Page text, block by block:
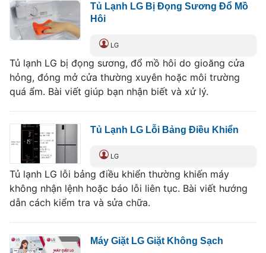
Tủ Lạnh LG Bị Đọng Sương Đổ Mồ
Hôi
LG
Tủ lạnh LG bị đọng sương, đổ mồ hôi do gioăng cửa
hỏng, đóng mở cửa thường xuyên hoặc môi trường
quá ẩm. Bài viết giúp bạn nhận biết và xử lý.
Tủ Lạnh LG Lỗi Bảng Điều Khiển
LG
Tủ lạnh LG lỗi bảng điều khiển thường khiến máy
không nhận lệnh hoặc báo lỗi liên tục. Bài viết hướng
dẫn cách kiểm tra và sửa chữa.
Máy Giặt LG Giặt Không Sạch